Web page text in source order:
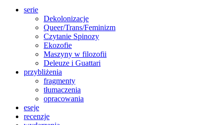
serie
Dekolonizacje
Queer/Trans/Feminizm
Czytanie Spinozy
Ekozofie
Maszyny w filozofii
Deleuze i Guattari
przybliżenia
fragmenty
tłumaczenia
opracowania
eseje
recenzje